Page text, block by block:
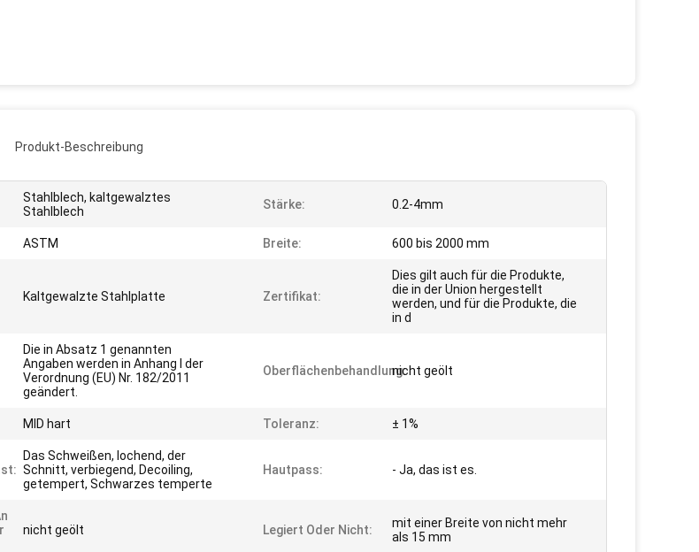
Produkt-Beschreibung
Stahlblech, kaltgewalztes
Stahlblech
Stärke: 0.2-4mm
ASTM Breite: 600 bis 2000 mm
Kaltgewalzte Stahlplatte Zertifikat:
Dies gilt auch für die Produkte,
die in der Union hergestellt
werden, und für die Produkte, die
in d
Die in Absatz 1 genannten
Angaben werden in Anhang I der
Verordnung (EU) Nr. 182/2011
geändert.
Oberflächenbehandlung:nicht geölt
MID hart Toleranz: ± 1%
Das Schweißen, lochend, der
Schnitt, verbiegend, Decoiling,
getempert, Schwarzes temperte
Hautpass: - Ja, das ist es.
nicht geölt Legiert Oder Nicht:
mit einer Breite von nicht mehr
als 15 mm